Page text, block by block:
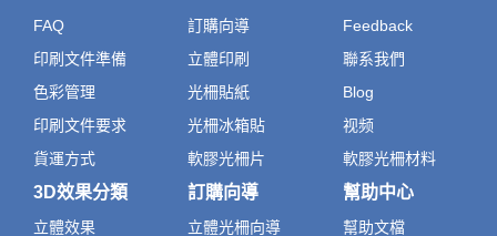
FAQ
印刷文件準備
色彩管理
印刷文件要求
貨運方式
訂購向導
立體印刷
光柵貼紙
光柵冰箱貼
軟膠光柵片
Feedback
聯系我們
Blog
视频
軟膠光柵材料
3D效果分類
立體效果
訂購向導
立體光柵向導
幫助中心
幫助文檔